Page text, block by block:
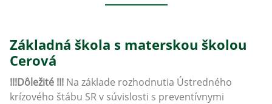
Základná škola s materskou školou
Cerová
!!!Dôležité !!! Na základe rozhodnutia Ústredného
krízového štábu SR v súvislosti s preventívnymi